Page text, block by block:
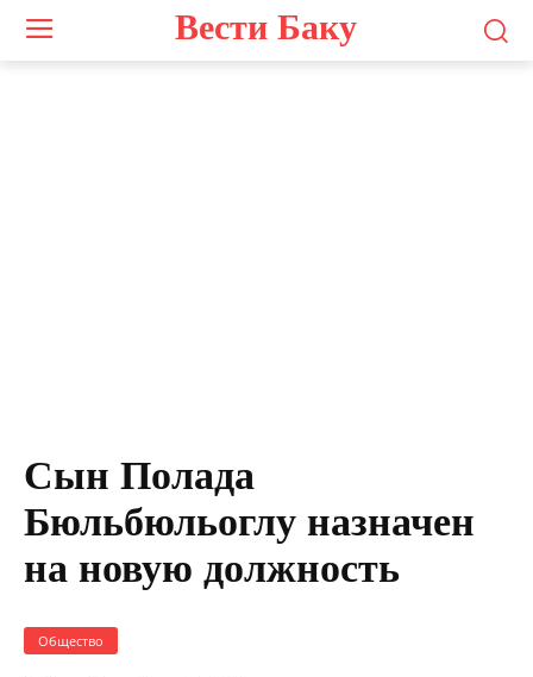
Вести Баку
Сын Полада
Бюльбюльоглу назначен
на новую должность
Общество